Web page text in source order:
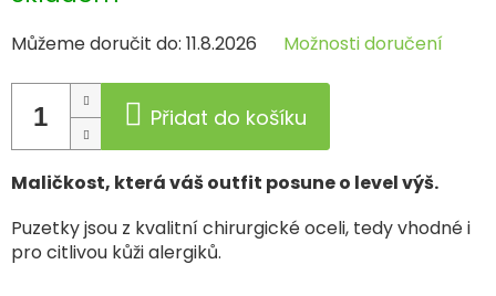
Můžeme doručit do: 11.8.2026 Možnosti doručení
Přidat do košíku
Maličkost, která váš outfit posune o level výš.
Puzetky jsou z kvalitní chirurgické oceli, tedy vhodné i
pro citlivou kůži alergiků.